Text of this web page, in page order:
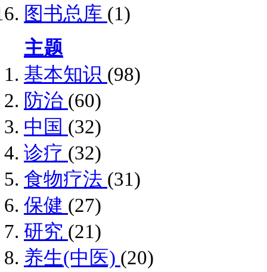
图书总库 (1)
主题
基本知识 (98)
防治 (60)
中国 (32)
诊疗 (32)
食物疗法 (31)
保健 (27)
研究 (21)
养生(中医) (20)